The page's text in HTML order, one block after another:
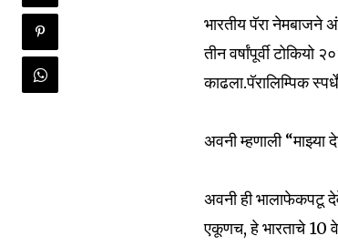
of the
To subscribe, simply
the subscribe button
6,300
भारतीय पॅरा नेमबाजने
तीन वर्षांपूर्वी
काढला.पॅरालिम्पिक
अवनी म्हणाली
अवनी ही भालाफेकपटू
एकूणच, हे भारताचे 10